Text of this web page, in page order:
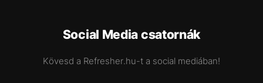
Social Media csatornák
Kövesd a Refresher.hu-t a social mediában!